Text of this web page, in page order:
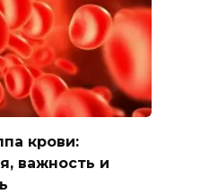
крови:
важность и